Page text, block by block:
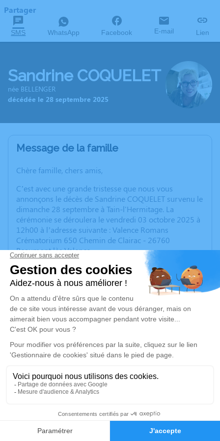
Faire-part Hommages
Partager
SMS WhatsApp Facebook E-mail Lien
Sandrine COQUELET
née BELLENGER
décédée le 28 septembre 2025
Message de la famille
Chère famille, chers amis,
C’est avec une grande tristesse que nous vous
annonçons le décès de Sandrine COQUELET survenu le
dimanche 28 septembre à Tain-l'Hermitage. La
cérémonie se déroulera le vendredi 03 octobre 2025 à
12h00 à l’adresse suivante : Valence Romans
Crématorium 650 Chemin de Clairac - 26760
Beaumont lès Valence.
Nous vous invitons à utiliser cet espace pour laisser
vos condoléances, partager des photos souvenirs, une
anecdote ou exprimer vos pensées à travers des
poèmes ou des textes. Cet endroit est un lieu
d'expression dédié à honorer la mémoire de notre
épouse et maman adorée.
Un service de plantation d’arbre hommage est
disponible ici.
Je rends hommage
Cérémonie
vendredi 03 octobre 2025 à 12h00
Valence Romans Crématorium 650 Chemin de